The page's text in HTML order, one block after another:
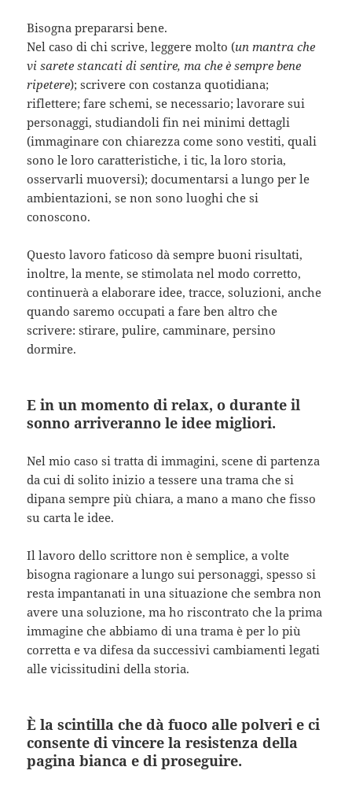
Bisogna prepararsi bene.
Nel caso di chi scrive, leggere molto (un mantra che
vi sarete stancati di sentire, ma che è sempre bene
ripetere); scrivere con costanza quotidiana;
riflettere; fare schemi, se necessario; lavorare sui
personaggi, studiandoli fin nei minimi dettagli
(immaginare con chiarezza come sono vestiti, quali
sono le loro caratteristiche, i tic, la loro storia,
osservarli muoversi); documentarsi a lungo per le
ambientazioni, se non sono luoghi che si
conoscono.
Questo lavoro faticoso dà sempre buoni risultati,
inoltre, la mente, se stimolata nel modo corretto,
continuerà a elaborare idee, tracce, soluzioni, anche
quando saremo occupati a fare ben altro che
scrivere: stirare, pulire, camminare, persino
dormire.
E in un momento di relax, o durante il
sonno arriveranno le idee migliori.
Nel mio caso si tratta di immagini, scene di partenza
da cui di solito inizio a tessere una trama che si
dipana sempre più chiara, a mano a mano che fisso
su carta le idee.
Il lavoro dello scrittore non è semplice, a volte
bisogna ragionare a lungo sui personaggi, spesso si
resta impantanati in una situazione che sembra non
avere una soluzione, ma ho riscontrato che la prima
immagine che abbiamo di una trama è per lo più
corretta e va difesa da successivi cambiamenti legati
alle vicissitudini della storia.
È la scintilla che dà fuoco alle polveri e ci
consente di vincere la resistenza della
pagina bianca e di proseguire.